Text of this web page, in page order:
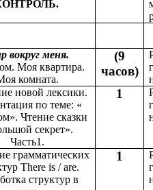
вокруг меня.
Моя квартира.
комната.
(9
часов)
новой лексики.
по теме: «
Чтение сказки
секрет».
Часть1.
1
грамматических
There is / are.
структур в
1